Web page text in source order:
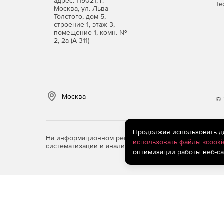
Москва, ул. Льва
Толстого, дом 5,
строение 1, этаж 3,
помещение 1, комн. №
2, 2а (А-311)
Москва ©
На информационном ресурсе store.softline.ru
систематизации и анализа сведений, относящихся
Продолжая использовать
использовать файлы
оптимизации работы веб-